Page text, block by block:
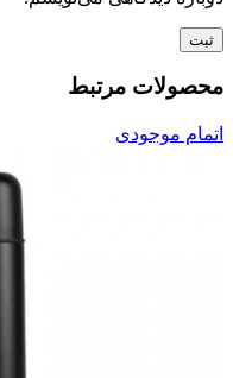
محصولات مرتبط
اتمام موجودی